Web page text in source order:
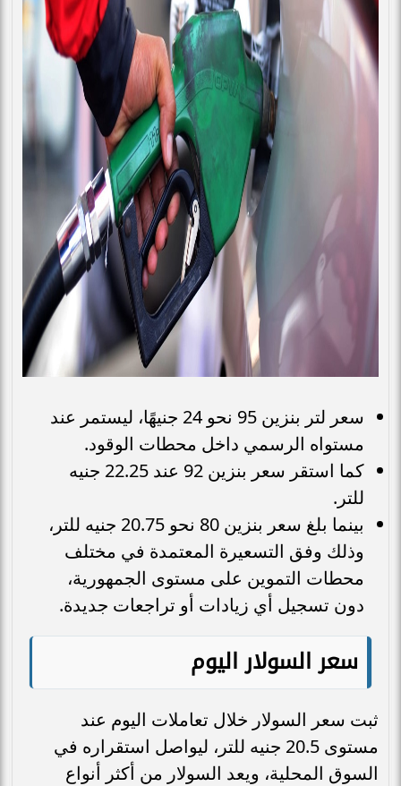
سعر لتر بنزين 95 نحو 24 جنيهًا، ليستمر عند
مستواه الرسمي داخل محطات الوقود.
كما استقر سعر بنزين 92 عند 22.25 جنيه
للتر.
بينما بلغ سعر بنزين 80 نحو 20.75 جنيه للتر،
وذلك وفق التسعيرة المعتمدة في مختلف
محطات التموين على مستوى الجمهورية،
دون تسجيل أي زيادات أو تراجعات جديدة.
سعر السولار اليوم
ثبت سعر السولار خلال تعاملات اليوم عند
مستوى 20.5 جنيه للتر، ليواصل استقراره في
السوق المحلية، ويعد السولار من أكثر أنواع